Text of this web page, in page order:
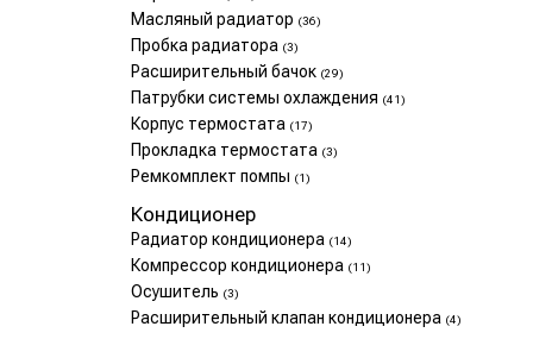
Масляный радиатор (36)
Пробка радиатора (3)
Расширительный бачок (29)
Патрубки системы охлаждения (41)
Корпус термостата (17)
Прокладка термостата (3)
Ремкомплект помпы (1)
Кондиционер
Радиатор кондиционера (14)
Компрессор кондиционера (11)
Осушитель (3)
Расширительный клапан кондиционера (4)